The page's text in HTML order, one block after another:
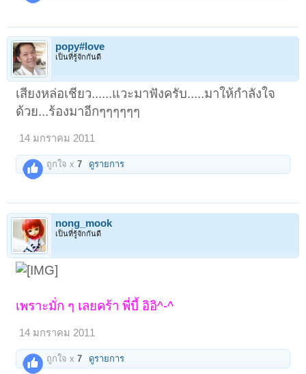
popy#love
เป็นที่รู้จักกันดี
เสียงหล่อเชียว......แวะมาฟังครับ.....มาให้กำลังใจ
ด้วย...ร้องมาอีกๆๆๆๆๆๆ
14 มกราคม 2011
ถูกใจ x7 ดูรายการ
nong_mook
เป็นที่รู้จักกันดี
เพราะมั่ก ๆ เลยคร้า พี่บี้ อิอิ^-^
14 มกราคม 2011
ถูกใจ x7 ดูรายการ